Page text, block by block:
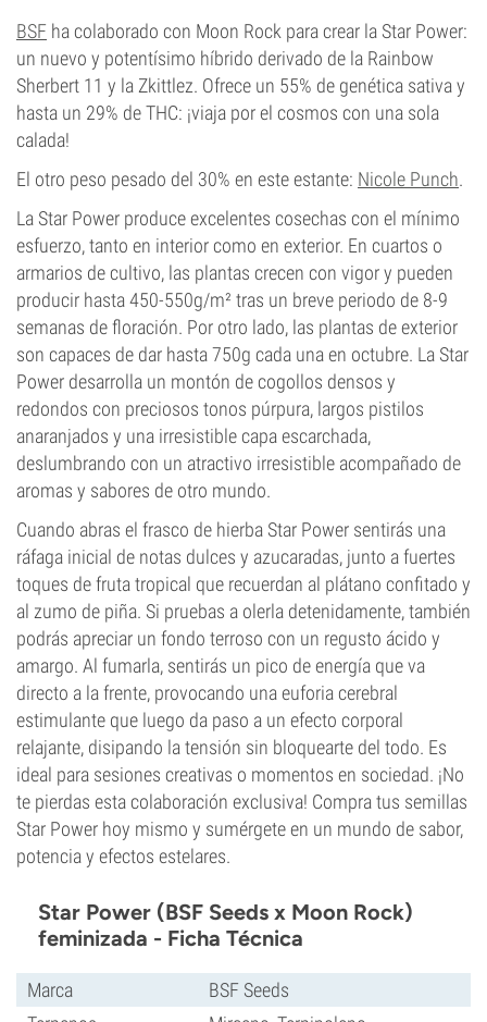
BSF ha colaborado con Moon Rock para crear la Star Power:
un nuevo y potentísimo híbrido derivado de la Rainbow
Sherbert 11 y la Zkittlez. Ofrece un 55% de genética sativa y
hasta un 29% de THC: ¡viaja por el cosmos con una sola
calada!
El otro peso pesado del 30% en este estante: Nicole Punch.
La Star Power produce excelentes cosechas con el mínimo
esfuerzo, tanto en interior como en exterior. En cuartos o
armarios de cultivo, las plantas crecen con vigor y pueden
producir hasta 450-550g/m² tras un breve periodo de 8-9
semanas de floración. Por otro lado, las plantas de exterior
son capaces de dar hasta 750g cada una en octubre. La Star
Power desarrolla un montón de cogollos densos y
redondos con preciosos tonos púrpura, largos pistilos
anaranjados y una irresistible capa escarchada,
deslumbrando con un atractivo irresistible acompañado de
aromas y sabores de otro mundo.
Cuando abras el frasco de hierba Star Power sentirás una
ráfaga inicial de notas dulces y azucaradas, junto a fuertes
toques de fruta tropical que recuerdan al plátano confitado y
al zumo de piña. Si pruebas a olerla detenidamente, también
podrás apreciar un fondo terroso con un regusto ácido y
amargo. Al fumarla, sentirás un pico de energía que va
directo a la frente, provocando una euforia cerebral
estimulante que luego da paso a un efecto corporal
relajante, disipando la tensión sin bloquearte del todo. Es
ideal para sesiones creativas o momentos en sociedad. ¡No
te pierdas esta colaboración exclusiva! Compra tus semillas
Star Power hoy mismo y sumérgete en un mundo de sabor,
potencia y efectos estelares.
Star Power (BSF Seeds x Moon Rock)
feminizada - Ficha Técnica
Marca
BSF Seeds